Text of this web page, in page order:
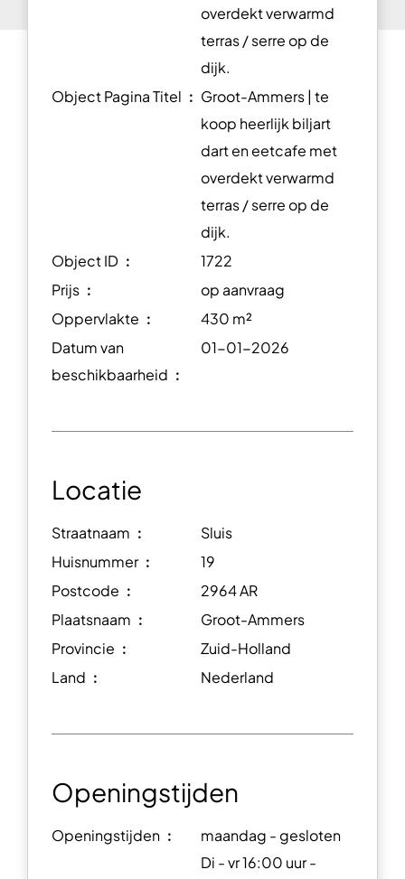
overdekt verwarmd
terras / serre op de
dijk.
Object Pagina Titel ︰ Groot-Ammers | te
koop heerlijk biljart
dart en eetcafe met
overdekt verwarmd
terras / serre op de
dijk.
Object ID ︰
1722
Prijs ︰
op aanvraag
Oppervlakte ︰
430 m²
Datum van
beschikbaarheid ︰
01-01-2026
Locatie
Straatnaam ︰
Sluis
Huisnummer ︰
19
Postcode ︰
2964 AR
Plaatsnaam ︰
Groot-Ammers
Provincie ︰
Zuid-Holland
Land ︰
Nederland
Openingstijden
Openingstijden ︰
maandag - gesloten
Di - vr 16:00 uur -